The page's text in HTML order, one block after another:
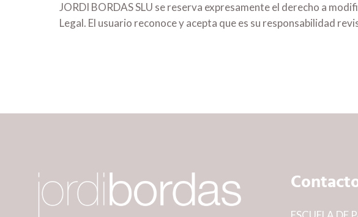
JORDI BORDAS SLU se reserva expresamente el derecho a
Legal. El usuario reconoce y acepta que es su responsabilidad